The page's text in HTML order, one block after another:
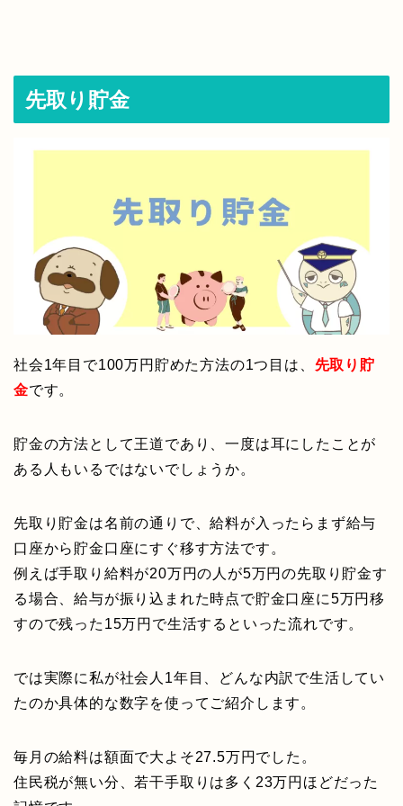
先取り貯金
社会1年目で100万円貯めた方法の1つ目は、 先取り貯
金です。
貯金の方法として王道であり、一度は耳にしたことが
ある人もいるではないでしょうか。
先取り貯金は名前の通りで、給料が入ったらまず給与
口座から貯金口座にすぐ移す方法です。
例えば手取り給料が20万円の人が5万円の先取り貯金す
る場合、給与が振り込まれた時点で貯金口座に5万円移
すので残った15万円で生活するといった流れです。
では実際に私が社会人1年目、どんな内訳で生活してい
たのか具体的な数字を使ってご紹介します。
毎月の給料は額面で大よそ27.5万円でした。
住民税が無い分、若干手取りは多く23万円ほどだった